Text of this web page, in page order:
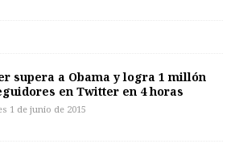
supera a Obama y logra 1 millón
en Twitter en 4 horas
1 de junio de 2015